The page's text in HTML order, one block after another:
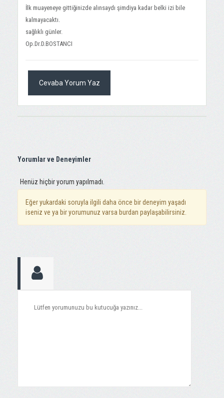
İlk muayeneye gittiğinizde alınsaydı şimdiya kadar belki izi bile
kalmayacaktı.
sağlıklı günler.
Op.Dr.D.BOSTANCI
Cevaba Yorum Yaz
Yorumlar ve Deneyimler
Henüz hiçbir yorum yapılmadı.
Eğer yukardaki soruyla ilgili daha önce bir deneyim yaşadı
iseniz ve ya bir yorumunuz varsa burdan paylaşabilirsiniz.